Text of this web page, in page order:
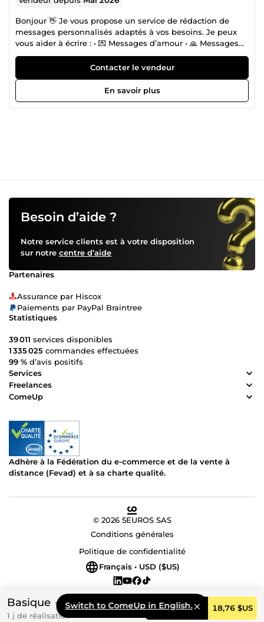
Basique
1 j de réalisation
Commander 18,76 $US
Bonjour 👋 Je vous propose un service de rédaction de
messages personnalisés adaptés à vos besoins. Je peux
vous aider à écrire : • 💌 Messages d’amour • 🙏 Messages
d’excuse • 📱 Publications pour Facebook et réseaux
sociaux • 💬 Réponses à des clients ou à des proches Je
rédige des textes simples, clairs et adaptés à chaque
situation, avec le ton que vous souhaitez (gentil, sérieux,
romantique, professionnel…). ⏱️ Travail rapide et soigné 📩
Contacter le vendeur
En savoir plus
Switch to ComeUp in English.
Besoin d’aide ?
Notre service clients est à votre disposition
sur notre centre d’aide
Partenaires
Assurance par Hiscox
Paiements par PayPal Braintree
Statistiques
39 011 services disponibles
1 335 025 commandes effectuées
99 % d’avis positifs
Services
Freelances
ComeUp
Adhère à la Fédération du e-commerce et de la vente à
distance (Fevad) et à sa charte qualité.
© 2026 5EUROS SAS
Conditions générales
Politique de confidentialité
Français • USD ($US)